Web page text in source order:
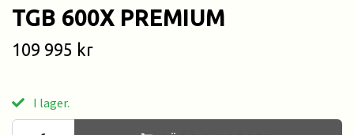
TGB 600X PREMIUM
109 995 kr
I lager.